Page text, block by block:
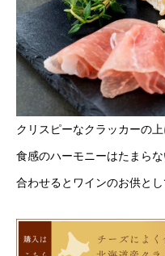
クリスピーなクラッカーの
食感のハーモニーはたまら
合わせるとワインのお供とし